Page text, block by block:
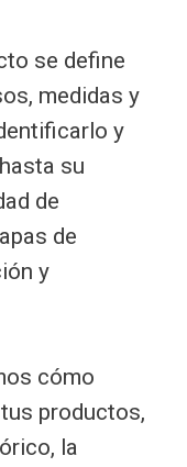
se define
medidas y
y
su
de
de
y
cómo
productos,
la